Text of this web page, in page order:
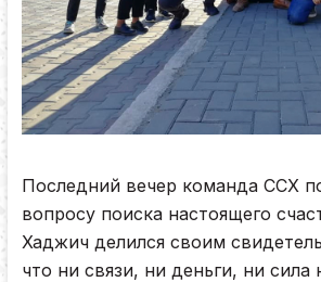
Последний вечер команда ССХ
вопросу поиска настоящего
Хаджич делился своим
что ни связи, ни деньги, ни сила